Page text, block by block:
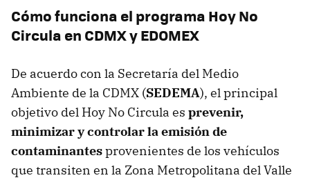
Cómo funciona el programa Hoy No
Circula en CDMX y EDOMEX
De acuerdo con la Secretaría del Medio
Ambiente de la CDMX (SEDEMA), el principal
objetivo del Hoy No Circula es prevenir,
minimizar y controlar la emisión de
contaminantesprovenientes de los vehículos
que transiten en la Zona Metropolitana del Valle